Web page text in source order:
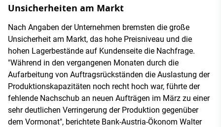
Unsicherheiten am Markt
Nach Angaben der Unternehmen bremsten die große
Unsicherheit am Markt, das hohe Preisniveau und die
hohen Lagerbestände auf Kundenseite die Nachfrage.
"Während in den vergangenen Monaten durch die
Aufarbeitung von Auftragsrückständen die Auslastung der
Produktionskapazitäten noch recht hoch war, führte der
fehlende Nachschub an neuen Aufträgen im März zu einer
sehr deutlichen Verringerung der Produktion gegenüber
dem Vormonat", berichtete Bank-Austria-Ökonom Walter